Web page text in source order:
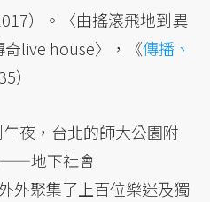
）。〈由搖滾飛地到異
live house〉，《傳播、
）
夜，台北的師大公園附
地下社會
外聚集了上百位樂迷及獨